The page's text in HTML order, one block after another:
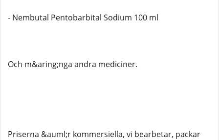
- Nembutal Pentobarbital Sodium 100 ml
Och m&aring;nga andra mediciner.
Priserna &auml;r kommersiella, vi bearbetar, packar